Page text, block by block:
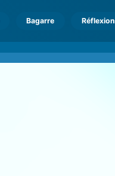
Bagarre Réflexion